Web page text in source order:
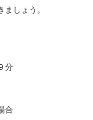
しょう。
分
合